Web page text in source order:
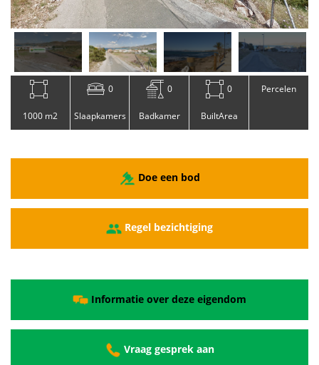
1000 m2
0
Slaapkamers
0
Badkamer
0
BuiltArea
Percelen
Doe een bod
Regel bezichtiging
Informatie over deze eigendom
Vraag gesprek aan